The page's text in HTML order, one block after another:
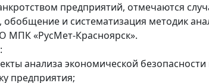
предприятий, отмечаются
и систематизация методик
МПК «РусМет-Красноярск».
анализа экономической
предприятия;